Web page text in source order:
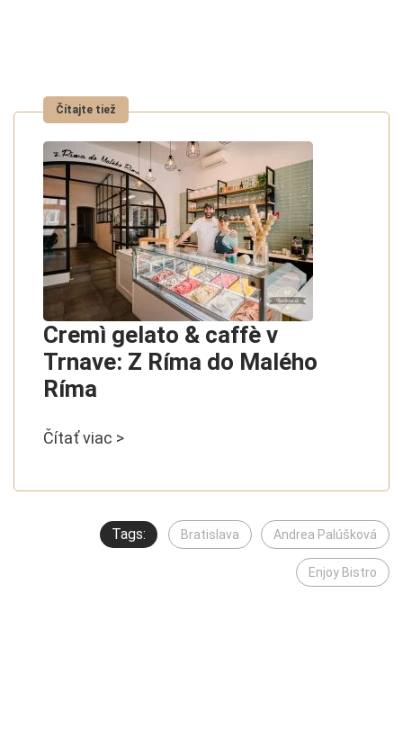
Cremì gelato & caffè v
Trnave: Z Ríma do Malého
Ríma
Čítať viac >
Tags: Bratislava Andrea Palúšková
Enjoy Bistro